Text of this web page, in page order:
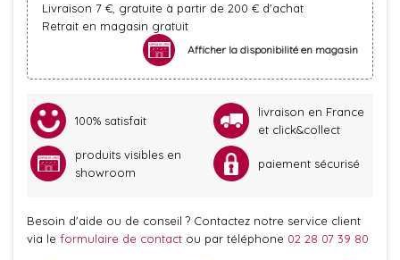
Livraison 7 €, gratuite à partir de 200 € d'achat
Retrait en magasin gratuit
Afficher la disponibilité en magasin
100% satisfait
livraison en France
et click&collect
produits visibles en
showroom
paiement sécurisé
Besoin d'aide ou de conseil ? Contactez notre service client
via le formulaire de contact ou par téléphone 02 28 07 39 80